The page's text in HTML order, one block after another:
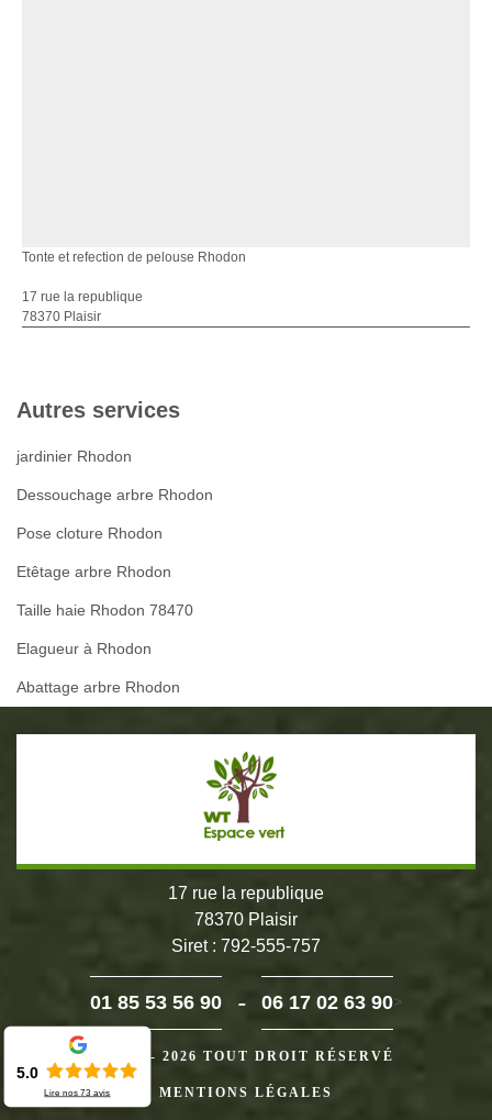
Tonte et refection de pelouse Rhodon
17 rue la republique
78370 Plaisir
Autres services
jardinier Rhodon
Dessouchage arbre Rhodon
Pose cloture Rhodon
Etêtage arbre Rhodon
Taille haie Rhodon 78470
Elagueur à Rhodon
Abattage arbre Rhodon
17 rue la republique
78370 Plaisir
Siret : 792-555-757
01 85 53 56 90 - 06 17 02 63 90>
©2024 - 2026 TOUT DROIT RÉSERVÉ
MENTIONS LÉGALES
5.0
Lire nos73 avis